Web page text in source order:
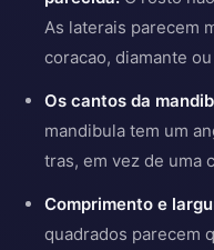
As laterais parecem
coracao, diamante
Os cantos da
mandibula tem um
tras, em vez de uma
Comprimento e
quadrados parecem